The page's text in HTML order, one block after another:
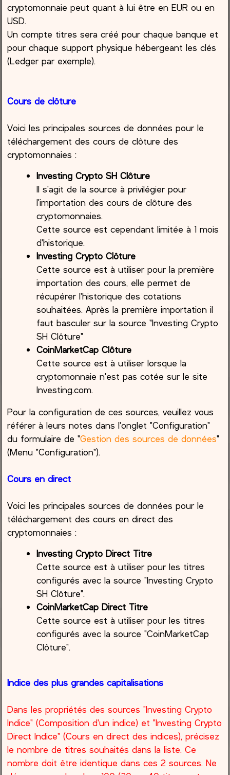
cryptomonnaie peut quant à lui être en EUR ou en
USD.
Un compte titres sera créé pour chaque banque et
pour chaque support physique hébergeant les clés
(Ledger par exemple).
Cours de clôture
Voici les principales sources de données pour le
téléchargement des cours de clôture des
cryptomonnaies :
Investing Crypto SH Clôture
Il s'agit de la source à privilégier pour
l'importation des cours de clôture des
cryptomonnaies.
Cette source est cependant limitée à 1 mois
d'historique.
Investing Crypto Clôture
Cette source est à utiliser pour la première
importation des cours, elle permet de
récupérer l'historique des cotations
souhaitées. Après la première importation il
faut basculer sur la source "Investing Crypto
SH Clôture"
CoinMarketCap Clôture
Cette source est à utiliser lorsque la
cryptomonnaie n'est pas cotée sur le site
Investing.com.
Pour la configuration de ces sources, veuillez vous
référer à leurs notes dans l'onglet "Configuration"
du formulaire de "Gestion des sources de données"
(Menu "Configuration").
Cours en direct
Voici les principales sources de données pour le
téléchargement des cours en direct des
cryptomonnaies :
Investing Crypto Direct Titre
Cette source est à utiliser pour les titres
configurés avec la source "Investing Crypto
SH Clôture".
CoinMarketCap Direct Titre
Cette source est à utiliser pour les titres
configurés avec la source "CoinMarketCap
Clôture".
Indice des plus grandes capitalisations
Dans les propriétés des sources "Investing Crypto
Indice" (Composition d'un indice) et "Investing Crypto
Direct Indice" (Cours en direct des indices), précisez
le nombre de titres souhaités dans la liste. Ce
nombre doit être identique dans ces 2 sources. Ne